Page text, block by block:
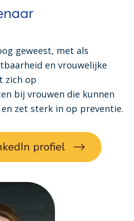
geweest, met als
en vrouwelijke
zich op
bij vrouwen die kunnen
zet sterk in op preventie.
profiel